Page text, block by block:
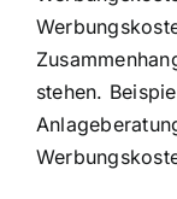
stehen.